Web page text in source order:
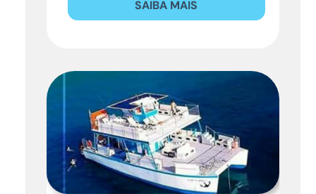
SAIBA MAIS